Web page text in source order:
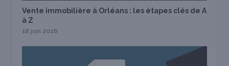
Vente immobilière à Orléans : les étapes clés de A
à Z
18 juin 2026